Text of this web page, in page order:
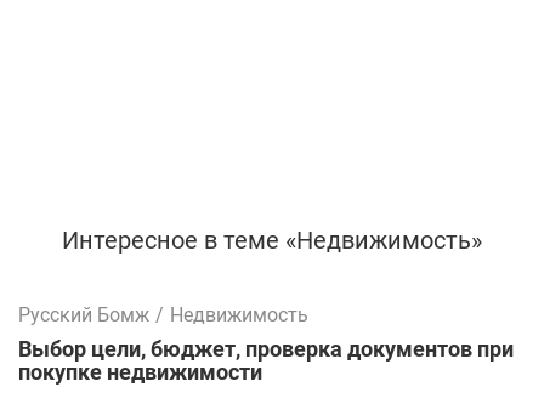
Интересное в теме «Недвижимость»
Русский Бомж / Недвижимость
Выбор цели, бюджет, проверка документов при
покупке недвижимости